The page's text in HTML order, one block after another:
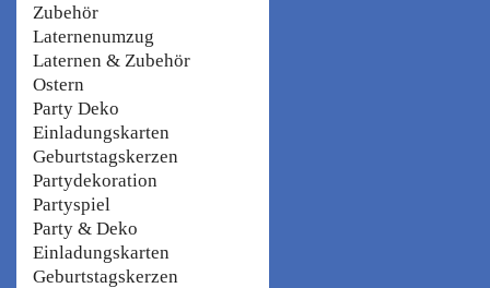
Zubehör
Laternenumzug
Laternen & Zubehör
Ostern
Party Deko
Einladungskarten
Geburtstagskerzen
Partydekoration
Partyspiel
Party & Deko
Einladungskarten
Geburtstagskerzen